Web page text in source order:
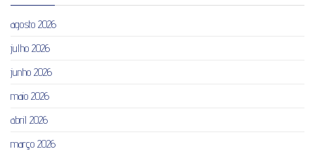
agosto 2026
julho 2026
junho 2026
maio 2026
abril 2026
março 2026